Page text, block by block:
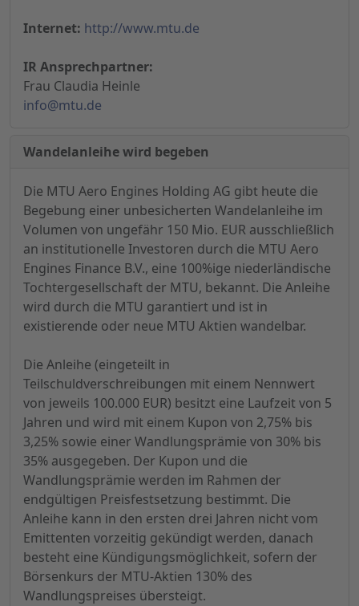
Internet: http://www.mtu.de
IR Ansprechpartner:
Frau Claudia Heinle
info@mtu.de
Wandelanleihe wird begeben
Die MTU Aero Engines Holding AG gibt heute die
Begebung einer unbesicherten Wandelanleihe im
Volumen von ungefähr 150 Mio. EUR ausschließlich
an institutionelle Investoren durch die MTU Aero
Engines Finance B.V., eine 100%ige niederländische
Tochtergesellschaft der MTU, bekannt. Die Anleihe
wird durch die MTU garantiert und ist in
existierende oder neue MTU Aktien wandelbar.
Die Anleihe (eingeteilt in
Teilschuldverschreibungen mit einem Nennwert
von jeweils 100.000 EUR) besitzt eine Laufzeit von 5
Jahren und wird mit einem Kupon von 2,75% bis
3,25% sowie einer Wandlungsprämie von 30% bis
35% ausgegeben. Der Kupon und die
Wandlungsprämie werden im Rahmen der
endgültigen Preisfestsetzung bestimmt. Die
Anleihe kann in den ersten drei Jahren nicht vom
Emittenten vorzeitig gekündigt werden, danach
besteht eine Kündigungsmöglichkeit, sofern der
Börsenkurs der MTU-Aktien 130% des
Wandlungspreises übersteigt.